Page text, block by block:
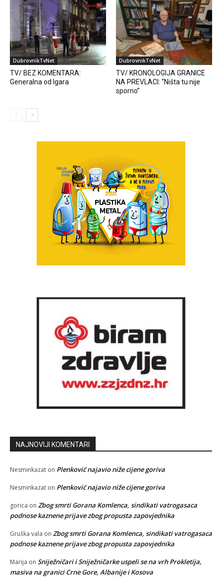
DubrovnikTvNet
TV/ BEZ KOMENTARA:
Generalna od Igara
DubrovnikTvNet
TV/ KRONOLOGIJA GRANICE
NA PREVLACI: “Ništa tu nije
sporno”
NAJNOVIJI KOMENTARI
Nesminkazat on Plenković najavio niže cijene goriva
Nesminkazat on Plenković najavio niže cijene goriva
gorica on Zbog smrti Gorana Komlenca, sindikati vatrogasaca
podnose kaznene prijave zbog propusta zapovjednika
Gruška vala on Zbog smrti Gorana Komlenca, sindikati vatrogasaca
podnose kaznene prijave zbog propusta zapovjednika
Marija on Sniježničari i Sniježničarke uspeli se na vrh Prokletija,
masiva na granici Crne Gore, Albanije i Kosova